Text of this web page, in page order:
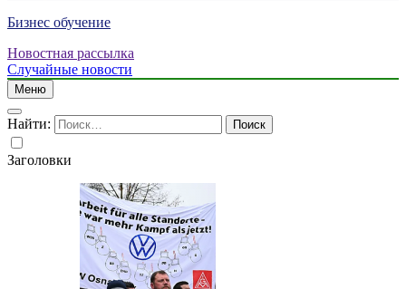
Бизнес обучение
Новостная рассылка
Случайные новости
Меню
Найти:
Заголовки